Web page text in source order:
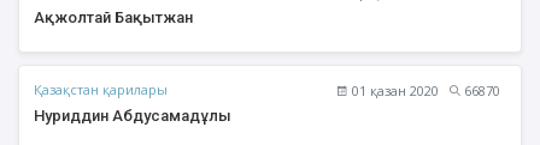
Ақжолтай Бақытжан
Қазақстан қарилары 01 қазан 2020
66870
Нуриддин Абдусамадұлы